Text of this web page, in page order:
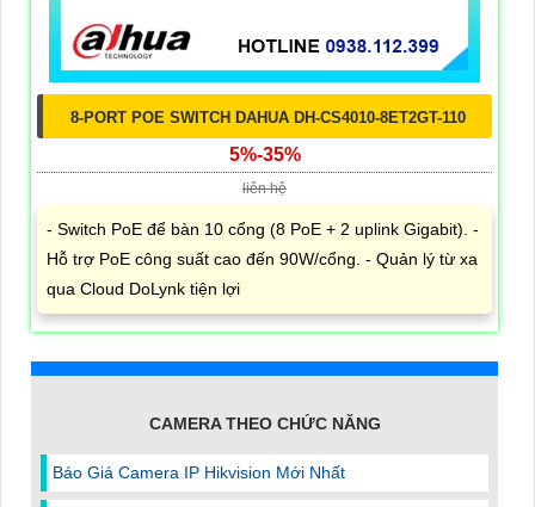
8-PORT POE SWITCH DAHUA DH-CS4010-8ET2GT-110
5%-35%
liên hệ
- Switch PoE để bàn 10 cổng (8 PoE + 2 uplink Gigabit). -
Hỗ trợ PoE công suất cao đến 90W/cổng. - Quản lý từ xa
qua Cloud DoLynk tiện lợi
CAMERA THEO CHỨC NĂNG
Báo Giá Camera IP Hikvision Mới Nhất